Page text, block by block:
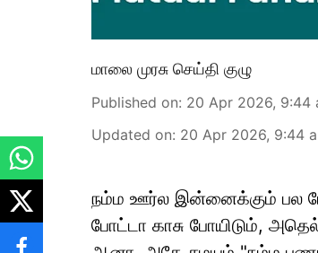
மாலை முரசு செய்தி குழு
Published on: 20 Apr 2026, 9:44
Updated on: 20 Apr 2026, 9:44
நம்ம ஊர்ல இன்னைக்கும் பல
போட்டா காசு போயிடும்,